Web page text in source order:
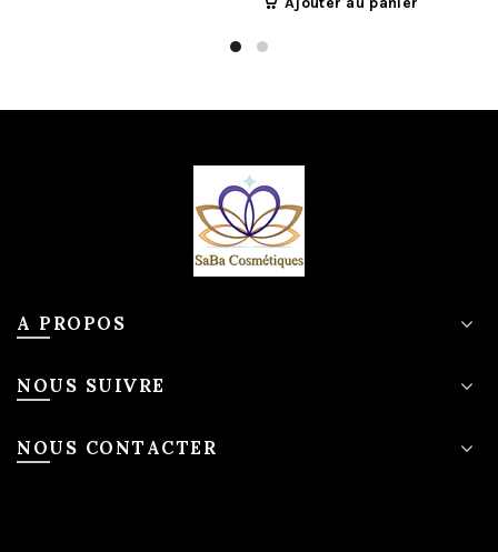
A PROPOS
NOUS SUIVRE
NOUS CONTACTER